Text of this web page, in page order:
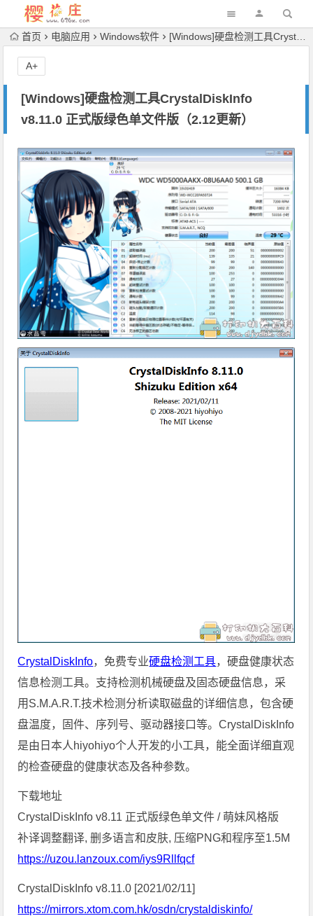
首页 电脑应用 Windows软件 [Windows]硬盘检测工具CrystalDiskInfo v8.11.0 正式版绿色单文件版（2.12更新）
[Windows]硬盘检测工具CrystalDiskInfo
v8.11.0 正式版绿色单文件版（2.12更新）
A+
CrystalDiskInfo，免费专业硬盘检测工具，硬盘健康状态
信息检测工具。支持检测机械硬盘及固态硬盘信息，采
用S.M.A.R.T.技术检测分析读取磁盘的详细信息，包含硬
盘温度，固件、序列号、驱动器接口等。CrystalDiskInfo
是由日本人hiyohiyo个人开发的小工具，能全面详细直观
的检查硬盘的健康状态及各种参数。
下载地址
CrystalDiskInfo v8.11 正式版绿色单文件 / 萌妹风格版
补译调整翻译, 删多语言和皮肤, 压缩PNG和程序至1.5M
https://uzou.lanzoux.com/iys9Rllfqcf
CrystalDiskInfo v8.11.0 [2021/02/11]
https://mirrors.xtom.com.hk/osdn/crystaldiskinfo/